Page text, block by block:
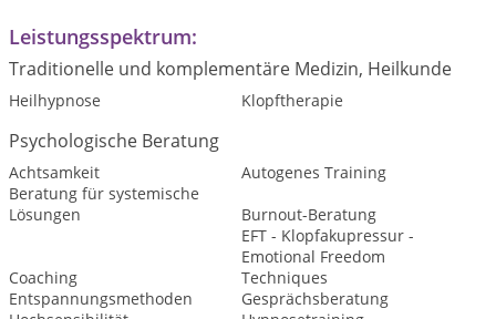
Leistungsspektrum:
Traditionelle und komplementäre Medizin, Heilkunde
Heilhypnose Klopftherapie
Psychologische Beratung
Achtsamkeit
Autogenes Training
Beratung für systemische
Lösungen
Burnout-Beratung
Coaching
EFT - Klopfakupressur -
Emotional Freedom
Techniques
Entspannungsmethoden
Gesprächsberatung